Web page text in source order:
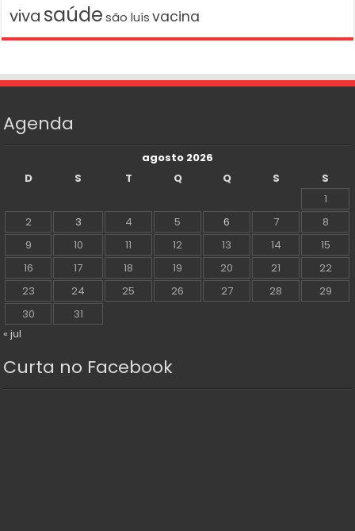
viva saúde são luís vacina
Agenda
agosto 2026
D
S T Q Q S
S
1
2
3 4 5 6 7
8
9
10 11 12 13 14
15
16
17 18 19 20 21
22
23
24 25 26 27 28
29
30
31
« jul
Curta no Facebook